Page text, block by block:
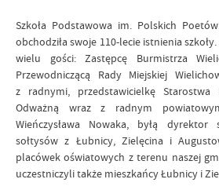
Szkoła Podstawowa im. Polskich
obchodziła swoje 110-lecie istnienia
wielu gości: Zastępcę Burmistrza
Przewodniczącą Rady Miejskiej
z radnymi, przedstawicielkę Starostwa
Odważną wraz z radnym
Wieńczysława Nowaka, byłą dyrektor
sołtysów z Łubnicy, Zielęcina i
placówek oświatowych z terenu naszej
uczestniczyli także mieszkańcy Łubnicy i